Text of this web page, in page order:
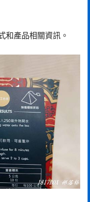
和產品相關資訊。